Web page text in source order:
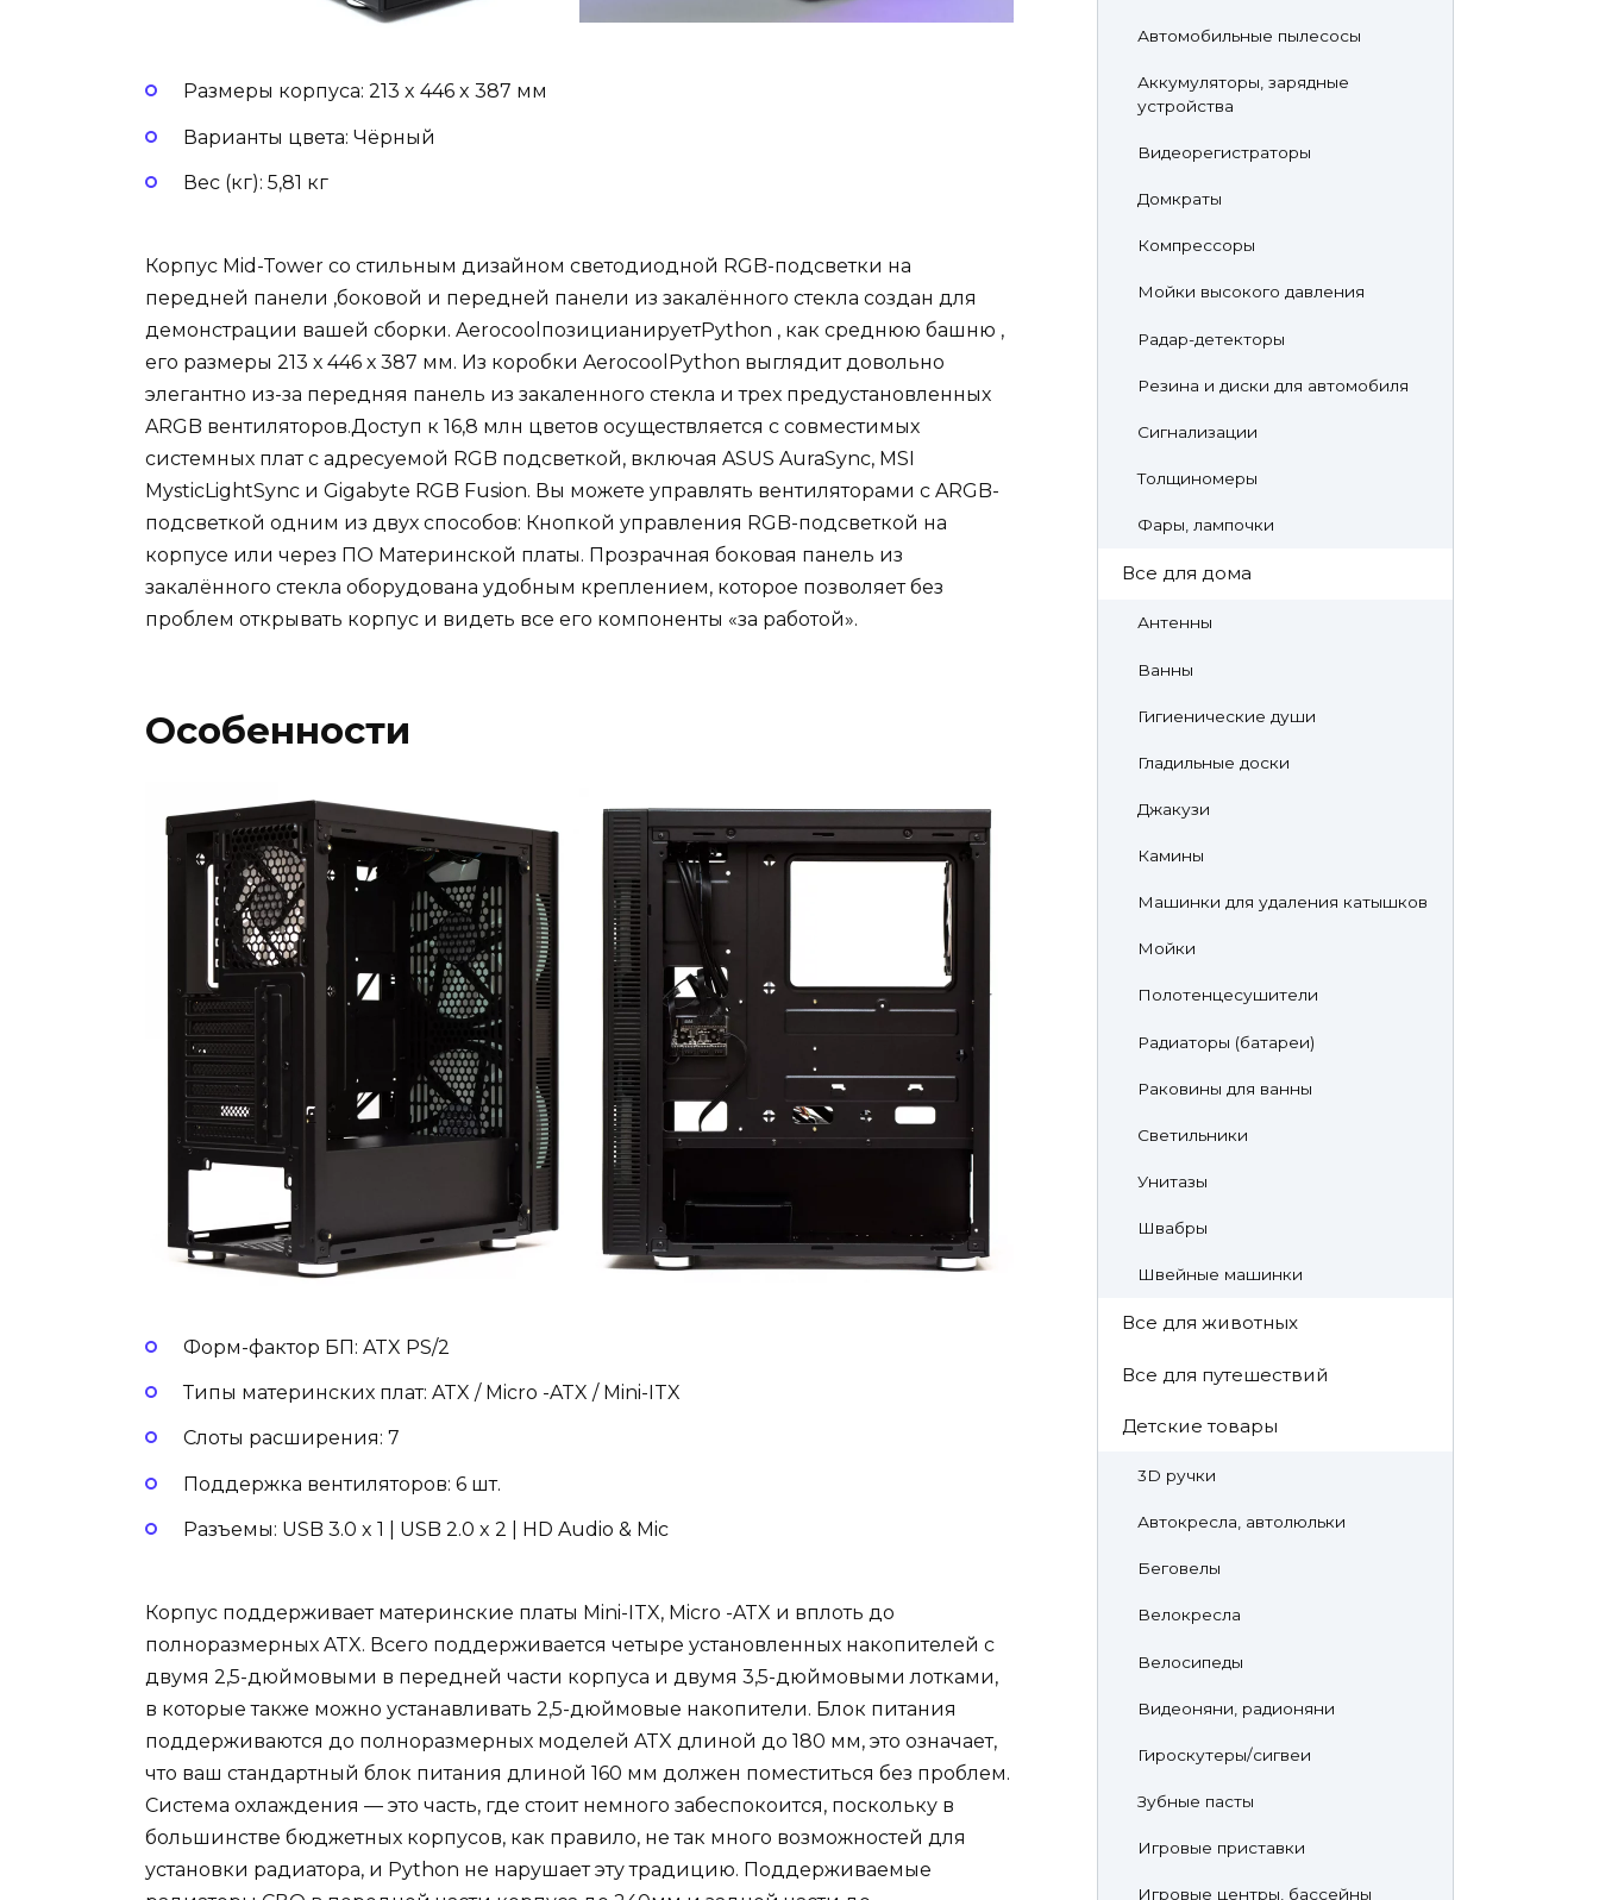
Размеры корпуса: 213 x 446 x 387 мм
Варианты цвета: Чёрный
Вес (кг): 5,81 кг
Корпус Mid-Tower со стильным дизайном светодиодной RGB-подсветки на
передней панели ,боковой и передней панели из закалённого стекла создан для
демонстрации вашей сборки. AerocoolпозицианируетPython , как среднюю башню ,
его размеры 213 х 446 х 387 мм. Из коробки AerocoolPython выглядит довольно
элегантно из-за передняя панель из закаленного стекла и трех предустановленных
ARGB вентиляторов.Доступ к 16,8 млн цветов осуществляется с совместимых
системных плат с адресуемой RGB подсветкой, включая ASUS AuraSync, MSI
MysticLightSync и Gigabyte RGB Fusion. Вы можете управлять вентиляторами с ARGB-
подсветкой одним из двух способов: Кнопкой управления RGB-подсветкой на
корпусе или через ПО Материнской платы. Прозрачная боковая панель из
закалённого стекла оборудована удобным креплением, которое позволяет без
проблем открывать корпус и видеть все его компоненты «за работой».
Особенности
Форм-фактор БП: ATX PS/2
Типы материнских плат: ATX / Micro -ATX / Mini-ITX
Слоты расширения: 7
Поддержка вентиляторов: 6 шт.
Разъемы: USB 3.0 x 1 | USB 2.0 x 2 | HD Audio & Mic
Корпус поддерживает материнские платы Mini-ITX, Micro -ATX и вплоть до
полноразмерных ATX. Всего поддерживается четыре установленных накопителей с
двумя 2,5-дюймовыми в передней части корпуса и двумя 3,5-дюймовыми лотками,
в которые также можно устанавливать 2,5-дюймовые накопители. Блок питания
поддерживаются до полноразмерных моделей ATX длиной до 180 мм, это означает,
что ваш стандартный блок питания длиной 160 мм должен поместиться без проблем.
Система охлаждения — это часть, где стоит немного забеспокоится, поскольку в
большинстве бюджетных корпусов, как правило, не так много возможностей для
установки радиатора, и Python не нарушает эту традицию. Поддерживаемые
Автомобильные пылесосы
Аккумуляторы, зарядные
устройства
Видеорегистраторы
Домкраты
Компрессоры
Мойки высокого давления
Радар-детекторы
Резина и диски для автомобиля
Сигнализации
Толщиномеры
Фары, лампочки
Все для дома
Антенны
Ванны
Гигиенические души
Гладильные доски
Джакузи
Камины
Машинки для удаления катышков
Мойки
Полотенцесушители
Радиаторы (батареи)
Раковины для ванны
Светильники
Унитазы
Швабры
Швейные машинки
Все для животных
Все для путешествий
Детские товары
3D ручки
Автокресла, автолюльки
Беговелы
Велокресла
Велосипеды
Видеоняни, радионяни
Гироскутеры/сигвеи
Зубные пасты
Игровые приставки
Игровые центры, бассейны